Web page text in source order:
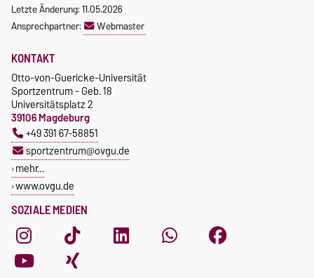
Letzte Änderung: 11.05.2026
Ansprechpartner:
Webmaster
SOZIALE MEDIEN
KONTAKT
Otto-von-Guericke-Universität
Sportzentrum - Geb. 18
Universitätsplatz 2
39106 Magdeburg
+49 391 67-58851
sportzentrum@ovgu.de
mehr…
www.ovgu.de